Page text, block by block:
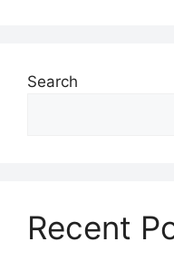
Search
Recent